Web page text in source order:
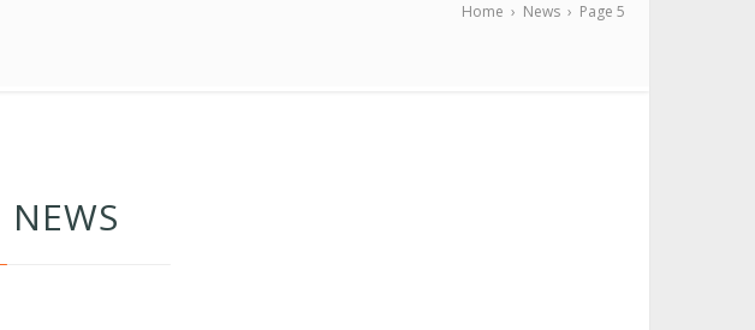
Home › News › Page 5
NEWS